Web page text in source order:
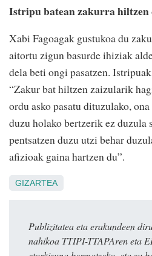
Istripu batean zakurra hiltzen
Xabi Fagoagak gustukoa du
aitortu zigun basurde ihiziak
dela beti ongi pasatzen.
“Zakur bat hiltzen zaizularik
ordu asko pasatu dituzulako,
duzu holako bertzerik ez duzula
pentsatzen duzu utzi behar
afizioak gaina hartzen du”.
GIZARTEA
Publizitatea eta erakundeen
nahikoa TTIPI-TTAPAren eta